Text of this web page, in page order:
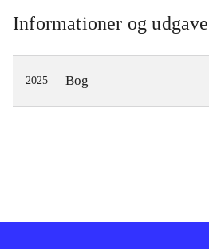
Informationer og
2025 Bog